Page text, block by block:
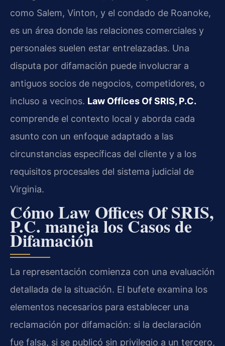
como Salem, Vinton, y el condado de Roanoke,
es un área donde las relaciones comerciales y
personales suelen estar entrelazadas. Una
disputa por difamación puede involucrar a
antiguos socios de negocios, competidores, o
incluso a vecinos. Law Offices Of SRIS, P.C.
comprende el contexto local y aborda cada
asunto con un enfoque adaptado a las
circunstancias específicas del cliente y a los
requisitos procesales del sistema judicial de
Virginia.
Cómo Law Offices Of SRIS,
P.C. maneja los Casos de
Difamación
La representación comienza con una evaluación
detallada de la situación. El bufete examina los
elementos necesarios para establecer una
reclamación por difamación: si la declaración
fue falsa, si se publicó sin privilegio a un tercero,